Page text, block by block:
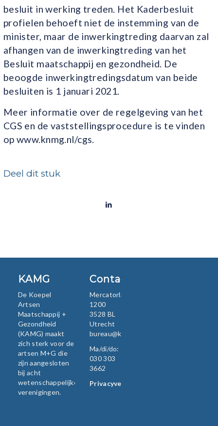
besluit in werking treden. Het Kaderbesluit
profielen behoeft niet de instemming van de
minister, maar de inwerkingtreding daarvan zal
afhangen van de inwerkingtreding van het
Besluit maatschappij en gezondheid. De
beoogde inwerkingtredingsdatum van beide
besluiten is 1 januari 2021.
Meer informatie over de regelgeving van het
CGS en de vaststellingsprocedure is te vinden
op www.knmg.nl/cgs.
Deel dit stuk
KAMG
De Koepel
Artsen
Maatschappij +
Gezondheid
(KAMG) maakt
zich sterk voor de
artsen M+G die
zijn aangesloten
bij acht
wetenschappelijke
verenigingen.
Contact
Mercatorlaan
1200
3528 BL
Utrecht
bureau@kamg.nl
Ma/di/do:
030 303
3662
Privacyverklaring